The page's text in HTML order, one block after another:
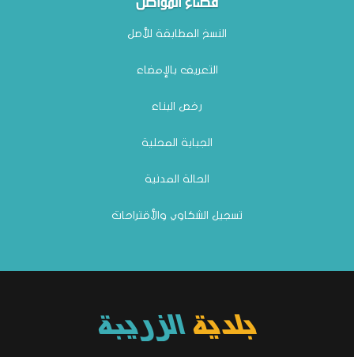
النسخ المطابقة للأصل
التعريف بالإمضاء
رخص البناء
الجباية المحلية
الحالة المدنية
تسجيل الشكاوي والأقتراحات
بلديةالزريبة